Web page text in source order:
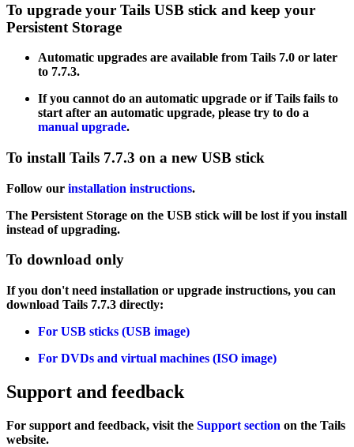
To upgrade your Tails USB stick and keep your
Persistent Storage
Automatic upgrades are available from Tails 7.0 or later
to 7.7.3.
If you cannot do an automatic upgrade or if Tails fails to
start after an automatic upgrade, please try to do a
manual upgrade.
To install Tails 7.7.3 on a new USB stick
Follow our installation instructions.
The Persistent Storage on the USB stick will be lost if you install
instead of upgrading.
To download only
If you don't need installation or upgrade instructions, you can
download Tails 7.7.3 directly:
For USB sticks (USB image)
For DVDs and virtual machines (ISO image)
Support and feedback
For support and feedback, visit the Support section on the Tails
website.